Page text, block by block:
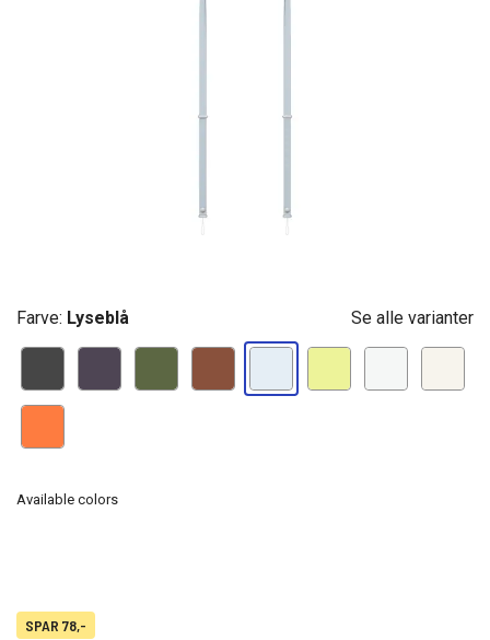
SPAR 78,-
Farve: Lyseblå Se alle varianter
Available colors